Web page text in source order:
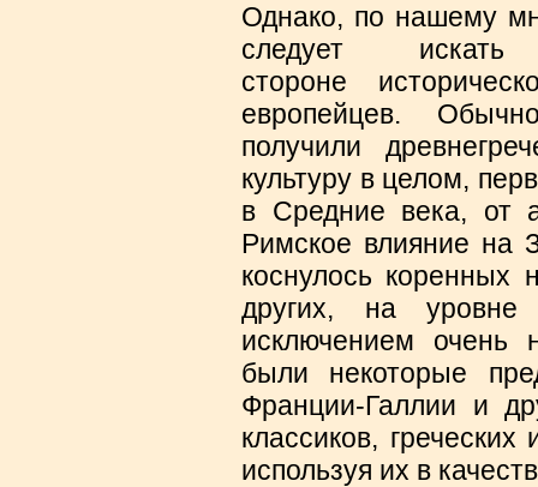
Однако, по нашему
следует
стороне
европейцев.
получили
культуру в целом,
в Средние века, от
Римское влияние на
коснулось коренных
других, на уровне
исключением очень
были некоторые
Франции-Галлии и
классиков,
используя их в